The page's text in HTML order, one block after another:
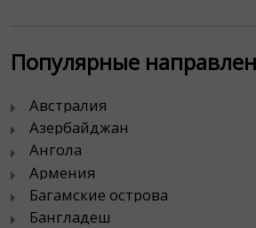
Популярные
Австралия
Азербайджан
Ангола
Армения
Багамские острова
Бангладеш